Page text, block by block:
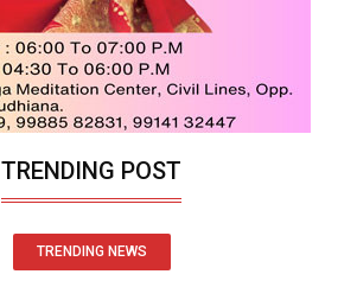
TRENDING POST
TRENDING NEWS